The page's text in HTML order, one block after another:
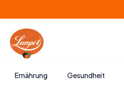
Inhalt
springen
Ernährung Gesundheit